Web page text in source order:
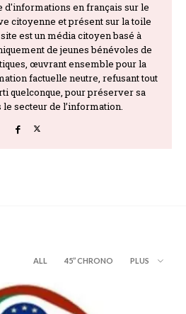
d'informations en français sur le
citoyenne et présent sur la toile
est un média citoyen basé à
de jeunes bénévoles de
œuvrant ensemble pour la
factuelle neutre, refusant tout
quelconque, pour préserver sa
secteur de l’information.
ALL 45’’ CHRONO PLUS